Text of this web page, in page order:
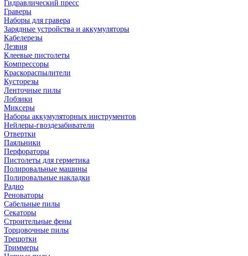
Гидравлический пресс
Граверы
Наборы для гравера
Зарядные устройства и аккумуляторы
Кабелерезы
Лезвия
Клеевые пистолеты
Компрессоры
Краскораспылители
Кусторезы
Ленточные пилы
Лобзики
Миксеры
Наборы аккумуляторных инструментов
Нейлеры-гвоздезабиватели
Отвертки
Паяльники
Перфораторы
Пистолеты для герметика
Полировальные машины
Полировальные накладки
Радио
Реноваторы
Сабельные пилы
Секаторы
Строительные фены
Торцовочные пилы
Трещотки
Триммеры